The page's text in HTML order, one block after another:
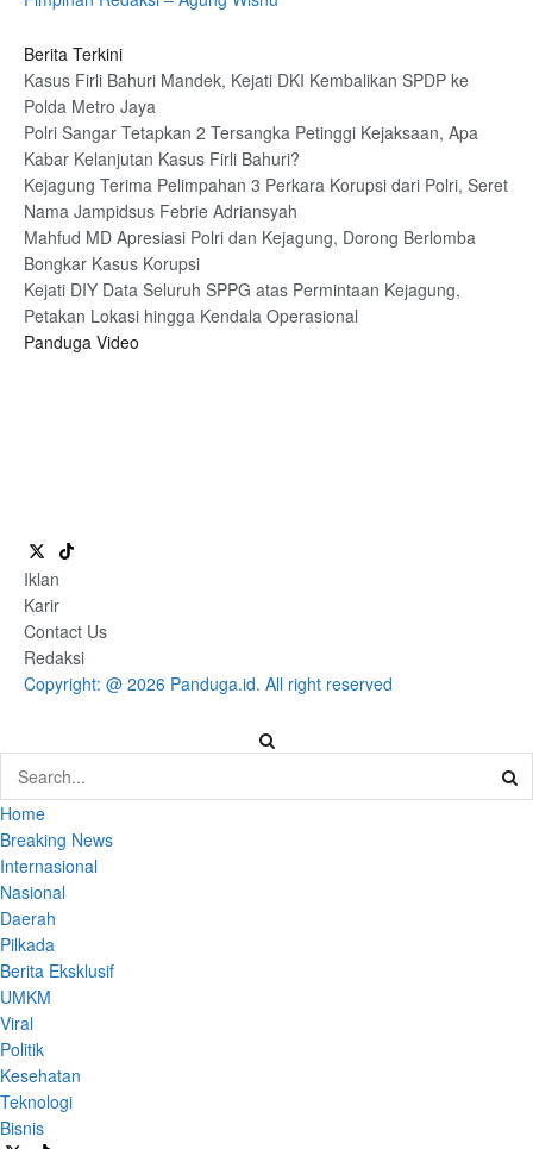
Berita Terkini
Kasus Firli Bahuri Mandek, Kejati DKI Kembalikan SPDP ke
Polda Metro Jaya
Polri Sangar Tetapkan 2 Tersangka Petinggi Kejaksaan, Apa
Kabar Kelanjutan Kasus Firli Bahuri?
Kejagung Terima Pelimpahan 3 Perkara Korupsi dari Polri, Seret
Nama Jampidsus Febrie Adriansyah
Mahfud MD Apresiasi Polri dan Kejagung, Dorong Berlomba
Bongkar Kasus Korupsi
Kejati DIY Data Seluruh SPPG atas Permintaan Kejagung,
Petakan Lokasi hingga Kendala Operasional
Panduga Video
Iklan
Karir
Contact Us
Redaksi
Copyright: @ 2026 Panduga.id. All right reserved
Home
Breaking News
Internasional
Nasional
Daerah
Pilkada
Berita Eksklusif
UMKM
Viral
Politik
Kesehatan
Teknologi
Bisnis